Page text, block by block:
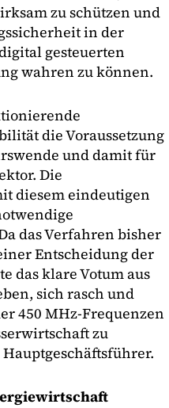
zu schützen und
in der
gesteuerten
wahren zu können.
die Voraussetzung
und damit für
Die
diesem eindeutigen
das Verfahren bisher
Entscheidung der
das klare Votum aus
sich rasch und
450 MHz-Frequenzen
zu